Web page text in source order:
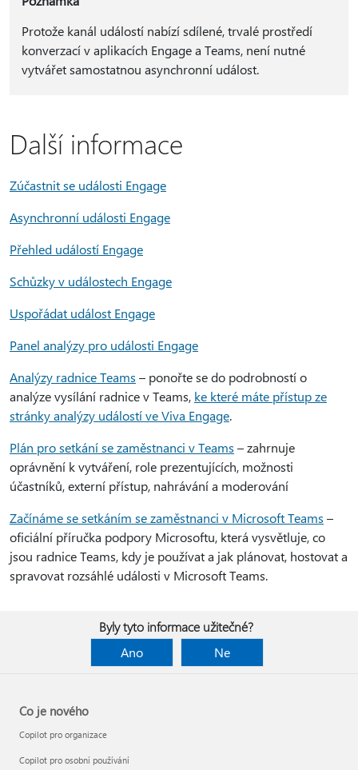
Protože kanál událostí nabízí sdílené, trvalé prostředí
konverzací v aplikacích Engage a Teams, není nutné
vytvářet samostatnou asynchronní událost.
Další informace
Zúčastnit se události Engage
Asynchronní události Engage
Přehled událostí Engage
Schůzky v událostech Engage
Uspořádat událost Engage
Panel analýzy pro události Engage
Analýzy radnice Teams – ponořte se do podrobností o
analýze vysílání radnice v Teams, ke které máte přístup ze
stránky analýzy událostí ve Viva Engage.
Plán pro setkání se zaměstnanci v Teams – zahrnuje
oprávnění k vytváření, role prezentujících, možnosti
účastníků, externí přístup, nahrávání a moderování
Začínáme se setkáním se zaměstnanci v Microsoft Teams –
oficiální příručka podpory Microsoftu, která vysvětluje, co
jsou radnice Teams, kdy je používat a jak plánovat, hostovat a
spravovat rozsáhlé události v Microsoft Teams.
Byly tyto informace užitečné?
Ano
Ne
Co je nového
Copilot pro organizace
Copilot pro osobní používání